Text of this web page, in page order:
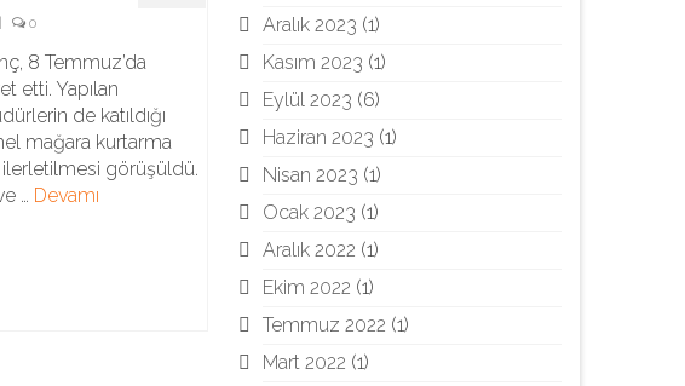
0
8 Temmuz’da
etti. Yapılan
de katıldığı
mağara kurtarma
görüşüldü.
… Devamı
Aralık 2023 (1)
Kasım 2023 (1)
Eylül 2023 (6)
Haziran 2023 (1)
Nisan 2023 (1)
Ocak 2023 (1)
Aralık 2022 (1)
Ekim 2022 (1)
Temmuz 2022 (1)
Mart 2022 (1)